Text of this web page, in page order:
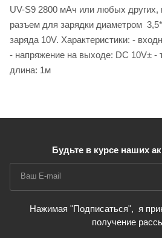
UV-S9 2800 мАч или любых
разъем для зарядки диаметром
заряда 10V. Характеристики: -
- напряжение на выходе: DC 10V± -
длина: 1м
Будьте в курсе наших
Нажимая "Подписаться", я
получение